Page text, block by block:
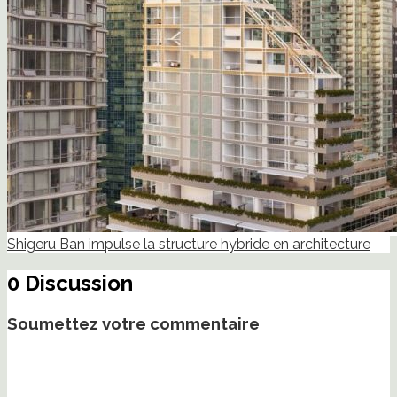
Shigeru Ban impulse la structure hybride en architecture
0 Discussion
Soumettez votre commentaire